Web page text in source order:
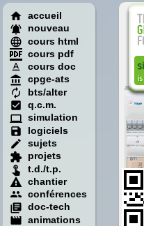
accueil
nouveau
cours html
cours pdf
cours doc
cpge-ats
bts/alter
q.c.m.
simulation
logiciels
sujets
projets
t.d./t.p.
chantier
conférences
doc-tech
animations